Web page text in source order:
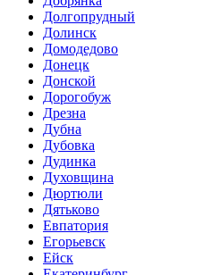
Долгопрудный
Долинск
Домодедово
Донецк
Донской
Дорогобуж
Дрезна
Дубна
Дубовка
Дудинка
Духовщина
Дюртюли
Дятьково
Евпатория
Егорьевск
Ейск